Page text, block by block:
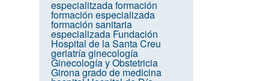
especialitzadaformación
formación especializada
formación sanitaria
especializada Fundación
Hospital de la Santa Creu
geriatríaginecología
Ginecología y Obstetricia
Gironagrado de medicina